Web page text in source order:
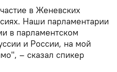
в Женевских
Наши парламентарии
в парламентском
и России, на мой
– сказал спикер